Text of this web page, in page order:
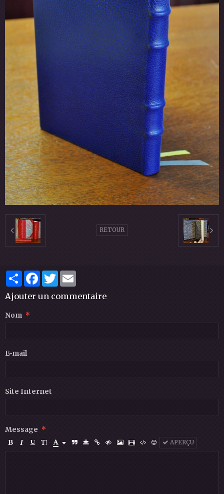
RETOUR
PartagerFacebook
Twitter
Ajouter un commentaire
Nom
E-mail
Site Internet
Message
APERÇU